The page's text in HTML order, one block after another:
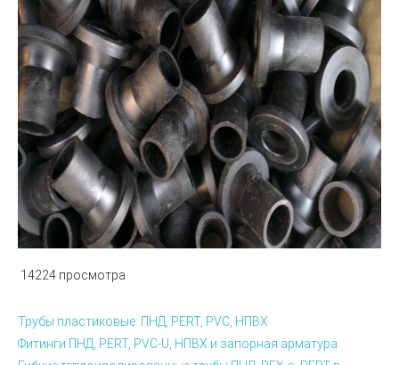
14224 просмотра
Трубы пластиковые: ПНД, PERT, PVC, НПВХ
Фитинги ПНД, PERT, PVC-U, НПВХ и запорная арматура